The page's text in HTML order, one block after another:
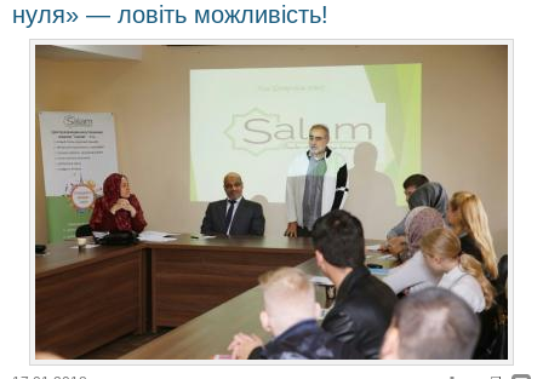
нуля» — ловіть можливість!